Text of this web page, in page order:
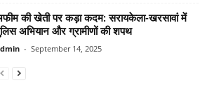
की खेती पर कड़ा कदम: सरायकेला-खरसावां में
अभियान और ग्रामीणों की शपथ
- September 14, 2025